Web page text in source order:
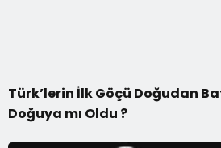
Türk’lerin İlk Göçü Doğudan
Doğuya mı Oldu ?